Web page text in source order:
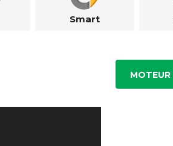
Smart
MOTEUR